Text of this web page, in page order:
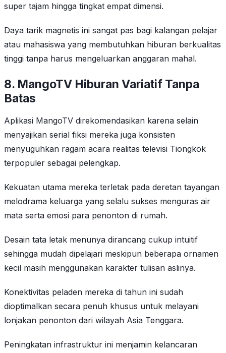
super tajam hingga tingkat empat dimensi.
Daya tarik magnetis ini sangat pas bagi kalangan pelajar
atau mahasiswa yang membutuhkan hiburan berkualitas
tinggi tanpa harus mengeluarkan anggaran mahal.
8. MangoTV Hiburan Variatif Tanpa
Batas
Aplikasi MangoTV direkomendasikan karena selain
menyajikan serial fiksi mereka juga konsisten
menyuguhkan ragam acara realitas televisi Tiongkok
terpopuler sebagai pelengkap.
Kekuatan utama mereka terletak pada deretan tayangan
melodrama keluarga yang selalu sukses menguras air
mata serta emosi para penonton di rumah.
Desain tata letak menunya dirancang cukup intuitif
sehingga mudah dipelajari meskipun beberapa ornamen
kecil masih menggunakan karakter tulisan aslinya.
Konektivitas peladen mereka di tahun ini sudah
dioptimalkan secara penuh khusus untuk melayani
lonjakan penonton dari wilayah Asia Tenggara.
Peningkatan infrastruktur ini menjamin kelancaran